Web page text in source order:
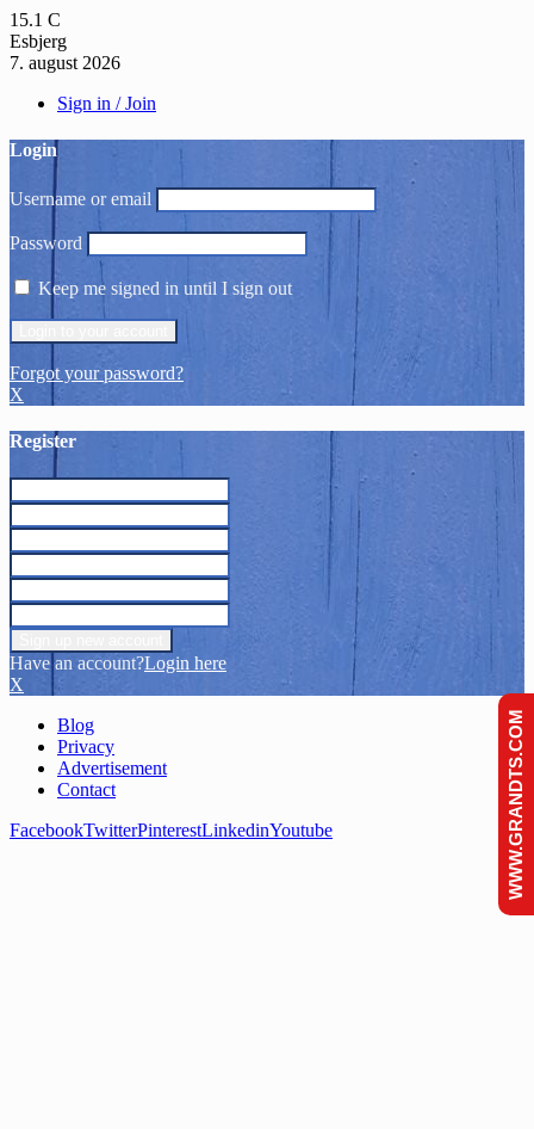
15.1 C
Esbjerg
7. august 2026
Sign in / Join
Login
Username or email
Password
Keep me signed in until I sign out
Forgot your password?
X
Register
Have an account?Login here
X
Blog
Privacy
Advertisement
Contact
FacebookTwitterPinterestLinkedinYoutube WWW.GRANDTS.COM